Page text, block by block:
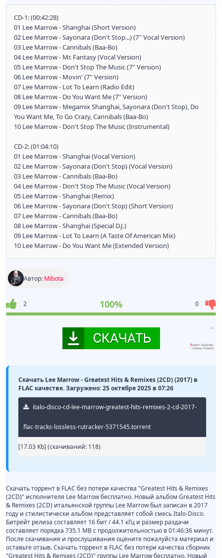
CD-1: (00:42:28)
01 Lee Marrow - Shanghai (Short Version)
02 Lee Marrow - Sayonara (Don't Stop...) (7'' Vocal Version)
03 Lee Marrow - Cannibals (Baa-Bo)
04 Lee Marrow - Mr. Fantasy (Vocal Version)
05 Lee Marrow - Don't Stop The Music (7'' Version)
06 Lee Marrow - Movin' (7'' Version)
07 Lee Marrow - Lot To Learn (Radio Edit)
08 Lee Marrow - Do You Want Me (7'' Version)
09 Lee Marrow - Megamix Shanghai, Sayonara (Don't Stop), Do
You Want Me, To Go Crazy, Cannibals (Baa-Bo)
10 Lee Marrow - Don't Stop The Music (Instrumental)
CD-2: (01:04:10)
01 Lee Marrow - Shanghai (Vocal Version)
02 Lee Marrow - Sayonara (Don't Stop) (Vocal Version)
03 Lee Marrow - Cannibals (Baa-Bo)
04 Lee Marrow - Don't Stop The Music (Vocal Version)
05 Lee Marrow - Shanghai (Remix)
06 Lee Marrow - Sayonara (Don't Stop) (Short Version)
07 Lee Marrow - Cannibals (Baa-Bo)
08 Lee Marrow - Shanghai (Special D.J.)
09 Lee Marrow - Lot To Learn (A Taste Of American Mix)
10 Lee Marrow - Do You Want Me (Extended Version)
Автор: Mibota
2 100% 0
Скачать Lee Marrow - Greatest Hits & Remixes (2CD) (2017) в
FLAC качестве. Загружено: 25 октября 2025 в 07:26
italo-disco-cd-lee-marrow-greatest-hits-remixes-2-cd-2017-
flac-tracks-lossless-rutracker-5371545.torrent
[17.03 Kb] (cкачиваний: 118)
Скачать торрент в FLAC без потери качества "Greatest Hits & Remixes
(2CD)" исполнителя Lee Marrow бесплатно. Новый альбом Greatest Hits
& Remixes (2CD) итальянской группы Lee Marrow был записан в 2017
году и стилистически альбом представляет собой смесь Italo-Disco.
Битрейт релиза составляет 16 бит / 44.1 кГц и размер раздачи
составляет порядка 735.1 MB с продолжительностью в 01:46:36 минут.
После скачивания и прослушивания оцените пожалуйста материал и
оставьте отзыв. Скачать торрент в FLAC без потери качества сборник
"Greatest Hits & Remixes (2CD)" группы Lee Marrow бесплатно. Новый